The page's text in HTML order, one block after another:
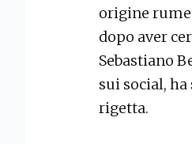
origine
dopo aver
Sebastiano
sui social,
rigetta.